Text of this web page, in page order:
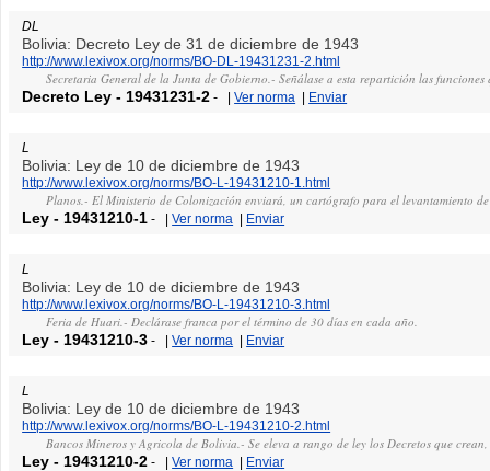
DL
Bolivia: Decreto Ley de 31 de diciembre de 1943
http://www.lexivox.org/norms/BO-DL-19431231-2.html
Secretaria General de la Junta de Gobierno.- Señálase a esta repartición las funciones
Decreto Ley - 19431231-2 - |Ver norma | Enviar
L
Bolivia: Ley de 10 de diciembre de 1943
http://www.lexivox.org/norms/BO-L-19431210-1.html
Planos.- El Ministerio de Colonización enviará, un cartógrafo para el levantamiento
Ley - 19431210-1 - |Ver norma | Enviar
L
Bolivia: Ley de 10 de diciembre de 1943
http://www.lexivox.org/norms/BO-L-19431210-3.html
Feria de Huari.- Declárase franca por el término de 30 días en cada año.
Ley - 19431210-3 - |Ver norma | Enviar
L
Bolivia: Ley de 10 de diciembre de 1943
http://www.lexivox.org/norms/BO-L-19431210-2.html
Bancos Mineros y Agricola de Bolivia.- Se eleva a rango de ley los Decretos que crean,
Ley - 19431210-2 - |Ver norma | Enviar